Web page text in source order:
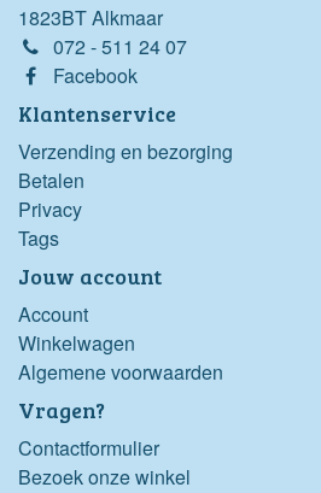
1823BT Alkmaar
072 - 511 24 07
Facebook
Klantenservice
Verzending en bezorging
Betalen
Privacy
Tags
Jouw account
Account
Winkelwagen
Algemene voorwaarden
Vragen?
Contactformulier
Bezoek onze winkel